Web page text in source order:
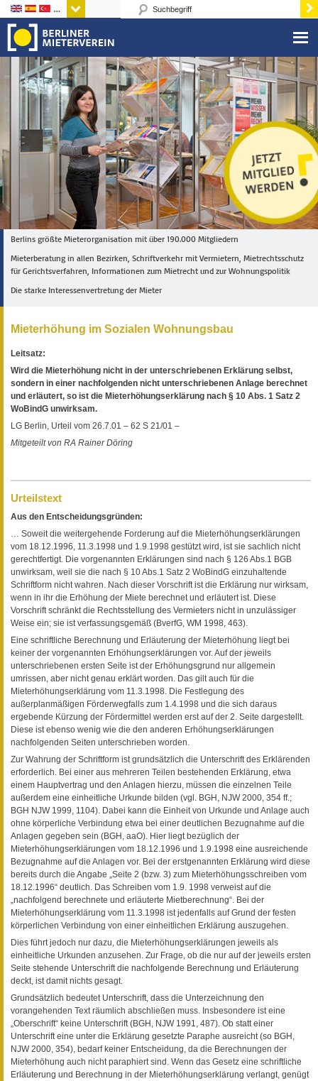
Sprachen
Berlins größte Mieterorganisation mit über 190.000 Mitgliedern
Mieterberatung in allen Bezirken, Schriftverkehr mit Vermietern, Mietrechtsschutz
für Gerichtsverfahren, Informationen zum Mietrecht und zur Wohnungspolitik
Die starke Interessenvertretung der Mieter
Mieterhöhung im Sozialen Wohnungsbau
Leitsatz:
Wird die Mieterhöhung nicht in der unterschriebenen Erklärung selbst,
sondern in einer nachfolgenden nicht unterschriebenen Anlage berechnet
und erläutert, so ist die Mieterhöhungserklärung nach § 10 Abs. 1 Satz 2
WoBindG unwirksam.
LG Berlin, Urteil vom 26.7.01 – 62 S 21/01 –
Mitgeteilt von RA Rainer Döring
Urteilstext
Aus den Entscheidungsgründen:
… Soweit die weitergehende Forderung auf die Mieterhöhungserklärungen
vom 18.12.1996, 11.3.1998 und 1.9.1998 gestützt wird, ist sie sachlich nicht
gerechtfertigt. Die vorgenannten Erklärungen sind nach § 126 Abs.1 BGB
unwirksam, weil sie die nach § 10 Abs.1 Satz 2 WoBindG einzuhaltende
Schriftform nicht wahren. Nach dieser Vorschrift ist die Erklärung nur wirksam,
wenn in ihr die Erhöhung der Miete berechnet und erläutert ist. Diese
Vorschrift schränkt die Rechtsstellung des Vermieters nicht in unzulässiger
Weise ein; sie ist verfassungsgemäß (BverfG, WM 1998, 463).
Eine schriftliche Berechnung und Erläuterung der Mieterhöhung liegt bei
keiner der vorgenannten Erhöhungserklärungen vor. Auf der jeweils
unterschriebenen ersten Seite ist der Erhöhungsgrund nur allgemein
umrissen, aber nicht genau erklärt worden. Das gilt auch für die
Mieterhöhungserklärung vom 11.3.1998. Die Festlegung des
außerplanmäßigen Förderwegfalls zum 1.4.1998 und die sich daraus
ergebende Kürzung der Fördermittel werden erst auf der 2. Seite dargestellt.
Diese ist ebenso wenig wie die den anderen Erhöhungserklärungen
nachfolgenden Seiten unterschrieben worden.
Zur Wahrung der Schriftform ist grundsätzlich die Unterschrift des Erklärenden
erforderlich. Bei einer aus mehreren Teilen bestehenden Erklärung, etwa
einem Hauptvertrag und den Anlagen hierzu, müssen die einzelnen Teile
außerdem eine einheitliche Urkunde bilden (vgl. BGH, NJW 2000, 354 ff.;
BGH NJW 1999, 1104). Dabei kann die Einheit von Urkunde und Anlage auch
ohne körperliche Verbindung etwa bei einer deutlichen Bezugnahme auf die
Anlagen gegeben sein (BGH, aaO). Hier liegt bezüglich der
Mieterhöhungserklärungen vom 18.12.1996 und 1.9.1998 eine ausreichende
Bezugnahme auf die Anlagen vor. Bei der erstgenannten Erklärung wird diese
bereits durch die Angabe „Seite 2 (bzw. 3) zum Mieterhöhungsschreiben vom
18.12.1996“ deutlich. Das Schreiben vom 1.9. 1998 verweist auf die
„nachfolgend berechnete und erläuterte Mietberechnung“. Bei der
Mieterhöhungserklärung vom 11.3.1998 ist jedenfalls auf Grund der festen
körperlichen Verbindung von einer einheitlichen Erklärung auszugehen.
Dies führt jedoch nur dazu, die Mieterhöhungserklärungen jeweils als
einheitliche Urkunden anzusehen. Zur Frage, ob die nur auf der jeweils ersten
Seite stehende Unterschrift die nachfolgende Berechnung und Erläuterung
deckt, ist damit nichts gesagt.
Grundsätzlich bedeutet Unterschrift, dass die Unterzeichnung den
vorangehenden Text räumlich abschließen muss. Insbesondere ist eine
„Oberschrift“ keine Unterschrift (BGH, NJW 1991, 487). Ob statt einer
Unterschrift eine unter die Erklärung gesetzte Paraphe ausreicht (so BGH,
NJW 2000, 354), bedarf keiner Entscheidung, da die Berechnungen der
Mieterhöhung auch nicht paraphiert sind. Wenn das Gesetz eine schriftliche
Erläuterung und Berechnung in der Mieterhöhungserklärung verlangt, genügt